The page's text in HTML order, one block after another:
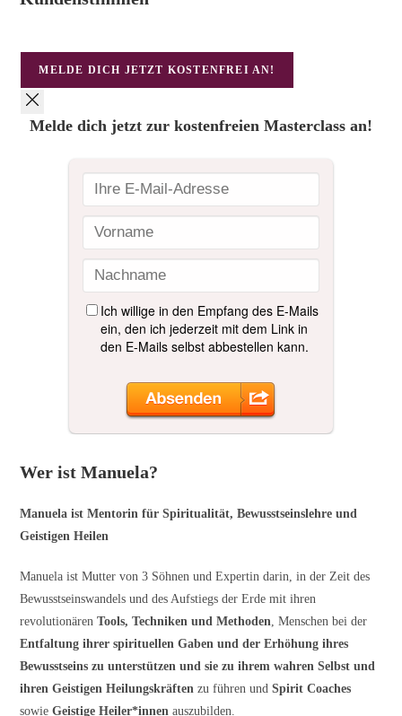
MELDE DICH JETZT KOSTENFREI AN!
Melde dich jetzt zur kostenfreien Masterclass an!
Wer ist Manuela?
Manuela ist Mentorin für Spiritualität, Bewusstseinslehre und
Geistigen Heilen
Manuela ist Mutter von 3 Söhnen und Expertin darin, in der Zeit des
Bewusstseinswandels und des Aufstiegs der Erde mit ihren
revolutionärenTools, Techniken und Methoden, Menschen bei der
Entfaltung ihrer spirituellen Gaben und der Erhöhung ihres
Bewusstseins zu unterstützen und sie zu ihrem wahren Selbst und
ihren Geistigen Heilungskräften zu führen undSpirit Coaches
sowieGeistige Heiler*innen auszubilden.